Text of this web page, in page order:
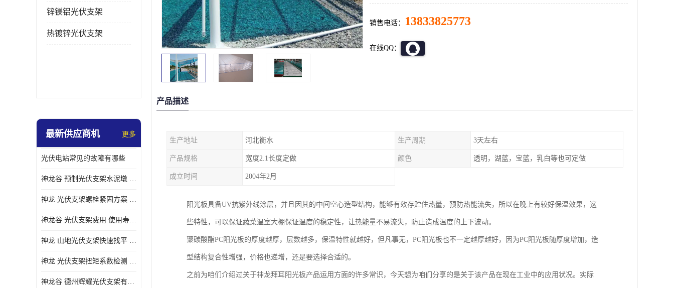
锌镁铝光伏支架
热镀锌光伏支架
最新供应商机 更多
光伏电站常见的故障有哪些
神龙谷 预制光伏支架水泥墩 抗震性能优
神龙 光伏支架螺栓紧固方案 土地利用率高
神龙谷 光伏支架费用 使用寿命长
神龙 山地光伏支架快速找平 抗风耐压
神龙 光伏支架扭矩系数检测 适应性强
神龙谷 德州辉耀光伏支架有限公司 材质多样
销售电话： 13833825773
在线QQ：
产品描述
生产地址 河北衡水 生产周期 3天左右
产品规格 宽度2.1长度定做 颜色 透明，湖蓝，宝蓝，乳白等也可定做
成立时间 2004年2月
阳光板具备UV抗紫外线涂层，并且因其的中间空心造型结构，能够有效存贮住热量，预防热能流失，所以在晚上有较好保温效果，这
些特性，可以保证蔬菜温室大棚保证温度的稳定性，让热能量不易流失，防止造成温度的上下波动。
聚碳酸酯PC阳光板的厚度越厚，层数越多，保温特性就越好，但凡事无，PC阳光板也不一定越厚越好，因为PC阳光板随厚度增加，造
型结构复合性增强，价格也递增，还是要选择合适的。
之前为咱们介绍过关于神龙拜耳阳光板产品运用方面的许多常识，今天想为咱们分享的是关于该产品在现在工业中的应用状况。实际